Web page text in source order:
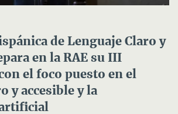
de Lenguaje Claro y
en la RAE su III
el foco puesto en el
y accesible y la